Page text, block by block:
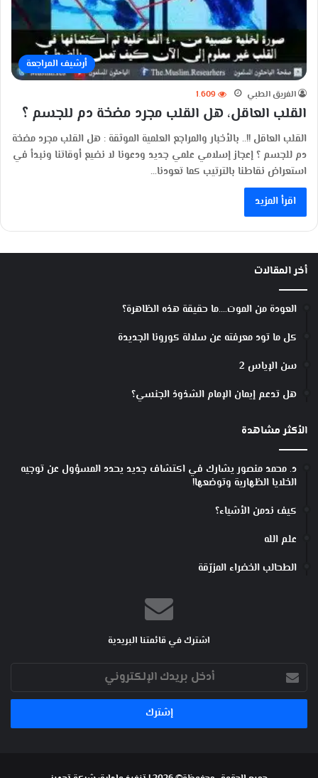
أرشيف المراجعة
الفريق الطبي 1٬609
القلب العاقل، هل القلب مجرد مضخة دم للجسم ؟
القلب العاقل !!.. بالأخبار والمراجع العلمية الموثقة : هل القلب مجرد مضخة
دم للجسم ؟ إعجاز إسلامي علمي جديد ودعونا لا نضيع أوقاتنا ونبدأ في
استعراض نقاطنا بالترتيب كما تعودنا…
اقرأ المزيد
أخر المقالات
العودة من الموت….ما حقيقة هذه الظاهرة؟
كل ما تود معرفته عن سلالة كورونا الجديدة
سن الإياس 2
هل تدعم إيمان الإمام الشذوذ الجنسي؟
الأكثر مشاهدة
د. محمد منصور يشارك في اكتشاف جديد يحدد المسؤول عن توجيه
الخلايا الظهارية وتوضعها!
كيف ندمن الأشياء؟
علم الله
الطحالب الخضراء المزرّقة
اشترك في قائمتنا البريدية
أدخل
بريدك
الإلكتروني